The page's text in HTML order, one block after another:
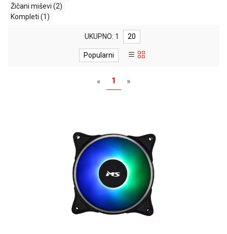
LICA I
Žičani miševi (2)
Kompleti (1)
UKUPNO: 1 20
Popularni
« 1 »